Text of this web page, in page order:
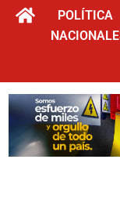
POLÍTICA